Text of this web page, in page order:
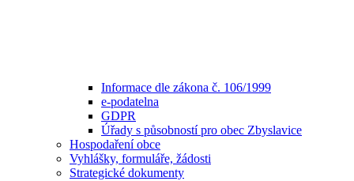
Informace dle zákona č. 106/1999
e-podatelna
GDPR
Úřady s působností pro obec Zbyslavice
Hospodaření obce
Vyhlášky, formuláře, žádosti
Strategické dokumenty